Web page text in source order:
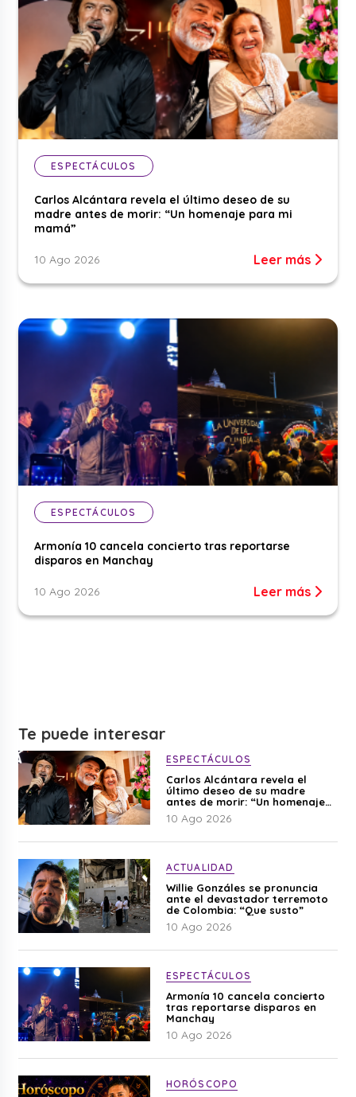
ESPECTÁCULOS
Carlos Alcántara revela el último deseo de su
madre antes de morir: “Un homenaje para mi
mamá”
10 Ago 2026 Leer más
ESPECTÁCULOS
Armonía 10 cancela concierto tras reportarse
disparos en Manchay
10 Ago 2026 Leer más
Te puede interesar
ESPECTÁCULOS
Carlos Alcántara revela el
último deseo de su madre
antes de morir: “Un homenaje
para mi mamá”
10 Ago 2026
ACTUALIDAD
Willie Gonzáles se pronuncia
ante el devastador terremoto
de Colombia: “Que susto”
10 Ago 2026
ESPECTÁCULOS
Armonía 10 cancela concierto
tras reportarse disparos en
Manchay
10 Ago 2026
HORÓSCOPO